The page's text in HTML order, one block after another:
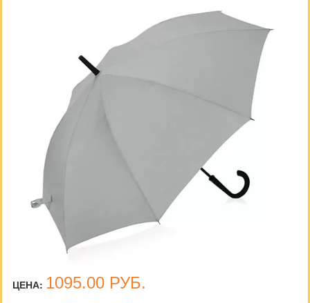
ЦЕНА: 1095.00 РУБ.